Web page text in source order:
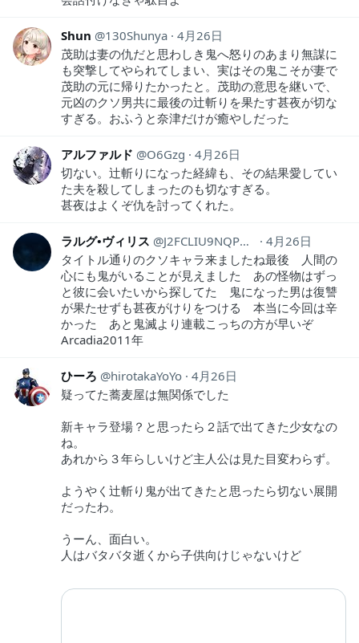
Shun 130Shunya 4月26日
茂助は妻の仇だと思わしき鬼へ怒りのあまり無謀に
も突撃してやられてしまい、実はその鬼こそが妻で
茂助の元に帰りたかったと。茂助の意思を継いで、
元凶のクソ男共に最後の辻斬りを果たす甚夜が切な
すぎる。おふうと奈津だけが癒やしだった
アルファルド O6Gzg
4月26日
切ない。辻斬りになった経緯も、その結果愛してい
た夫を殺してしまったのも切なすぎる。
甚夜はよくぞ仇を討ってくれた。
ラルグ•ヴィリス J2FCLIU9NQPHgDb
4月26日
タイトル通りのクソキャラ来ましたね最後 人間の
心にも鬼がいることが見えました あの怪物はずっ
と彼に会いたいから探してた 鬼になった男は復讐
が果たせずも甚夜がけりをつける 本当に今回は辛
かった あと鬼滅より連載こっちの方が早いぞ
Arcadia2011年
ひーろ hirotakaYoYo 4月26日
疑ってた蕎麦屋は無関係でした
新キャラ登場？と思ったら２話で出てきた少女なの
ね。
あれから３年らしいけど主人公は見た目変わらず。
ようやく辻斬り鬼が出てきたと思ったら切ない展開
だったわ。
うーん、面白い。
人はバタバタ逝くから子供向けじゃないけど